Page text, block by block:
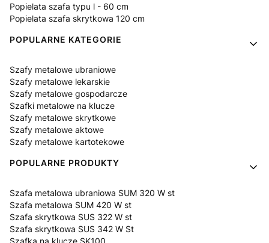
Popielata szafa typu l - 60 cm
Popielata szafa skrytkowa 120 cm
POPULARNE KATEGORIE
Szafy metalowe ubraniowe
Szafy metalowe lekarskie
Szafy metalowe gospodarcze
Szafki metalowe na klucze
Szafy metalowe skrytkowe
Szafy metalowe aktowe
Szafy metalowe kartotekowe
POPULARNE PRODUKTY
Szafa metalowa ubraniowa SUM 320 W st
Szafa metalowa SUM 420 W st
Szafa skrytkowa SUS 322 W st
Szafa skrytkowa SUS 342 W St
Szafka na klucze SK100